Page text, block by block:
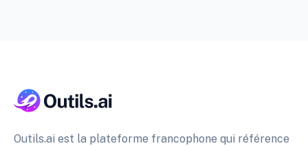
Outils.ai est la plateforme francophone qui référence